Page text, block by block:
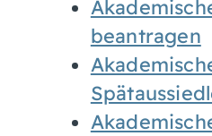
beantragen